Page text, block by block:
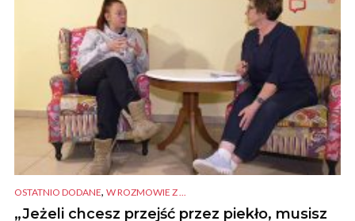
OSTATNIO DODANE, W ROZMOWIE Z ...
„Jeżeli chcesz przejść przez piekło, musisz